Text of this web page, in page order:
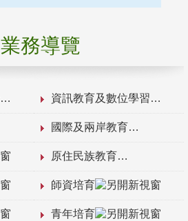
業務導覽
資訊教育及數位學習
國際及兩岸教育
原住民族教育
師資培育
青年培育